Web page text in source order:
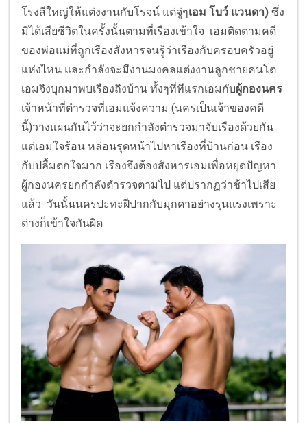
โรงสีใหญ่ให้แต่งงานกับโรจน์ แต่จู่ๆเอม โบว์ แวนดา) ซึ่ง
มิได้เสียชีวิตในครั้งนั้นตามที่เรืองเข้าใจ เอมติดตามคดี
ของพ่อแม่ที่ถูกเรืองสังหารจนรู้ว่าเรืองกับครอบครัวอยู่
แห่งไหน และกำลังจะมีงานมงคลแต่งงานลูกชายคนโต
เอมจึงบุกมาพบเรืองถึงบ้าน ทั้งๆที่ทีแรกเอมกับผู้กองนคร
เจ้าหน้าที่ตำรวจที่เอมแจ้งความ (นครเป็นเจ้าของคดี
นี้)วางแผนกันไว้ว่าจะยกกำลังตำรวจมาจับเรืองด้วยกัน
แต่เอมใจร้อน หล่อนรุดหน้าไปหาเรืองที่บ้านก่อน เรือง
กับปลื้มตกใจมาก เรืองจึงต้องสังหารเอมเพื่อหยุดปัญหา
ผู้กองนครยกกำลังตำรวจตามไป แต่ปรากฏว่าช้าไปเสีย
แล้ว วันนั้นนครปะทะฝีปากกับมุกดาอย่างรุนแรงเพราะ
ต่างก็เข้าใจกันผิด